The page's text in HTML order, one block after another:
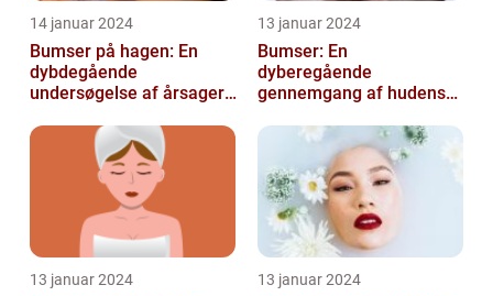
14 januar 2024
Bumser på hagen: En
dybdegående
undersøgelse af årsager,
forebyggelse
13 januar 2024
Bumser: En
dyberegående
gennemgang af hudens
13 januar 2024 13 januar 2024